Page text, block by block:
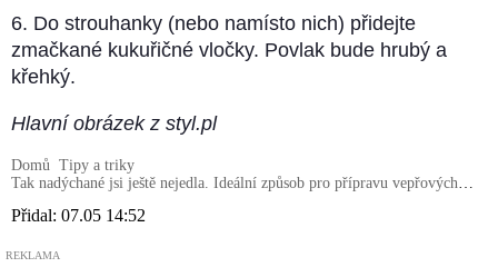
6. Do strouhanky (nebo namísto nich) přidejte
zmačkané kukuřičné vločky. Povlak bude hrubý a
křehký.
Hlavní obrázek z styl.pl
Domů Tipy a triky
Tak nadýchané jsi ještě nejedla. Ideální způsob pro přípravu vepřových
Přidal: 07.05 14:52
REKLAMA